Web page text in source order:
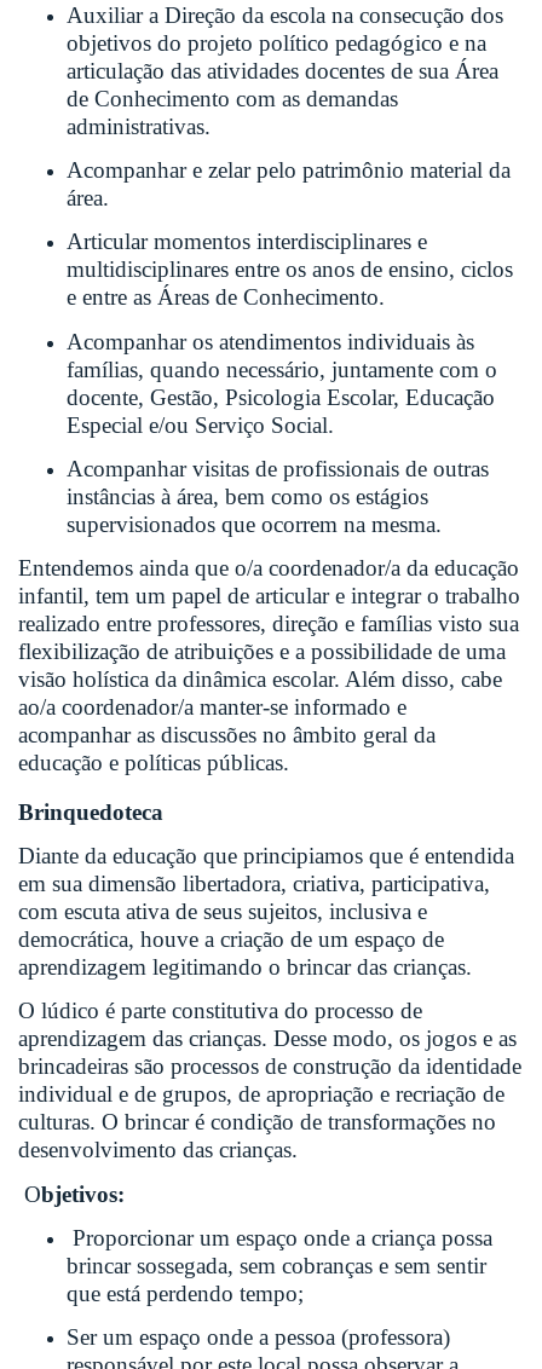
Auxiliar a Direção da escola na consecução dos
objetivos do projeto político pedagógico e na
articulação das atividades docentes de sua Área
de Conhecimento com as demandas
administrativas.
Acompanhar e zelar pelo patrimônio material da
área.
Articular momentos interdisciplinares e
multidisciplinares entre os anos de ensino, ciclos
e entre as Áreas de Conhecimento.
Acompanhar os atendimentos individuais às
famílias, quando necessário, juntamente com o
docente, Gestão, Psicologia Escolar, Educação
Especial e/ou Serviço Social.
Acompanhar visitas de profissionais de outras
instâncias à área, bem como os estágios
supervisionados que ocorrem na mesma.
Entendemos ainda que o/a coordenador/a da educação
infantil, tem um papel de articular e integrar o trabalho
realizado entre professores, direção e famílias visto sua
flexibilização de atribuições e a possibilidade de uma
visão holística da dinâmica escolar. Além disso, cabe
ao/a coordenador/a manter-se informado e
acompanhar as discussões no âmbito geral da
educação e políticas públicas.
Brinquedoteca
Diante da educação que principiamos que é entendida
em sua dimensão libertadora, criativa, participativa,
com escuta ativa de seus sujeitos, inclusiva e
democrática, houve a criação de um espaço de
aprendizagem legitimando o brincar das crianças.
O lúdico é parte constitutiva do processo de
aprendizagem das crianças. Desse modo, os jogos e as
brincadeiras são processos de construção da identidade
individual e de grupos, de apropriação e recriação de
culturas. O brincar é condição de transformações no
desenvolvimento das crianças.
Objetivos:
Proporcionar um espaço onde a criança possa
brincar sossegada, sem cobranças e sem sentir
que está perdendo tempo;
Ser um espaço onde a pessoa (professora)